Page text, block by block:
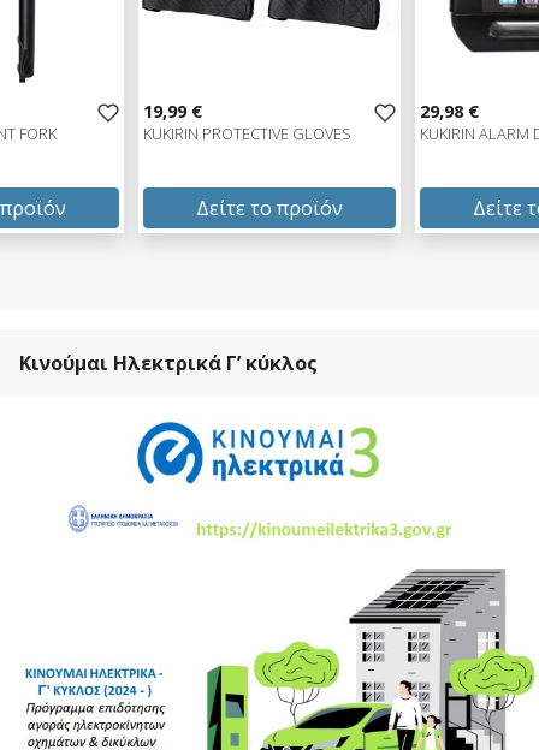
FORK
19,99 €
KUKIRIN PROTECTIVE GLOVES
Δείτε το προϊόν
29,98 €
KUKIRIN ALARM
Δείτε
Κινούμαι Ηλεκτρικά Γ’ κύκλος